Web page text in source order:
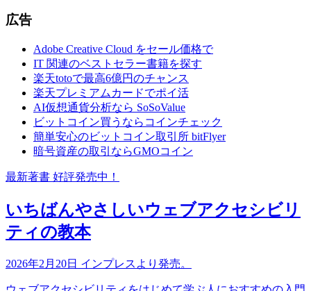
広告
Adobe Creative Cloud をセール価格で
IT 関連のベストセラー書籍を探す
楽天totoで最高6億円のチャンス
楽天プレミアムカードでポイ活
AI仮想通貨分析なら SoSoValue
ビットコイン買うならコインチェック
簡単安心のビットコイン取引所 bitFlyer
暗号資産の取引ならGMOコイン
最新著書 好評発売中！
いちばんやさしいウェブアクセシビリ
ティの教本
2026年2月20日 インプレスより発売。